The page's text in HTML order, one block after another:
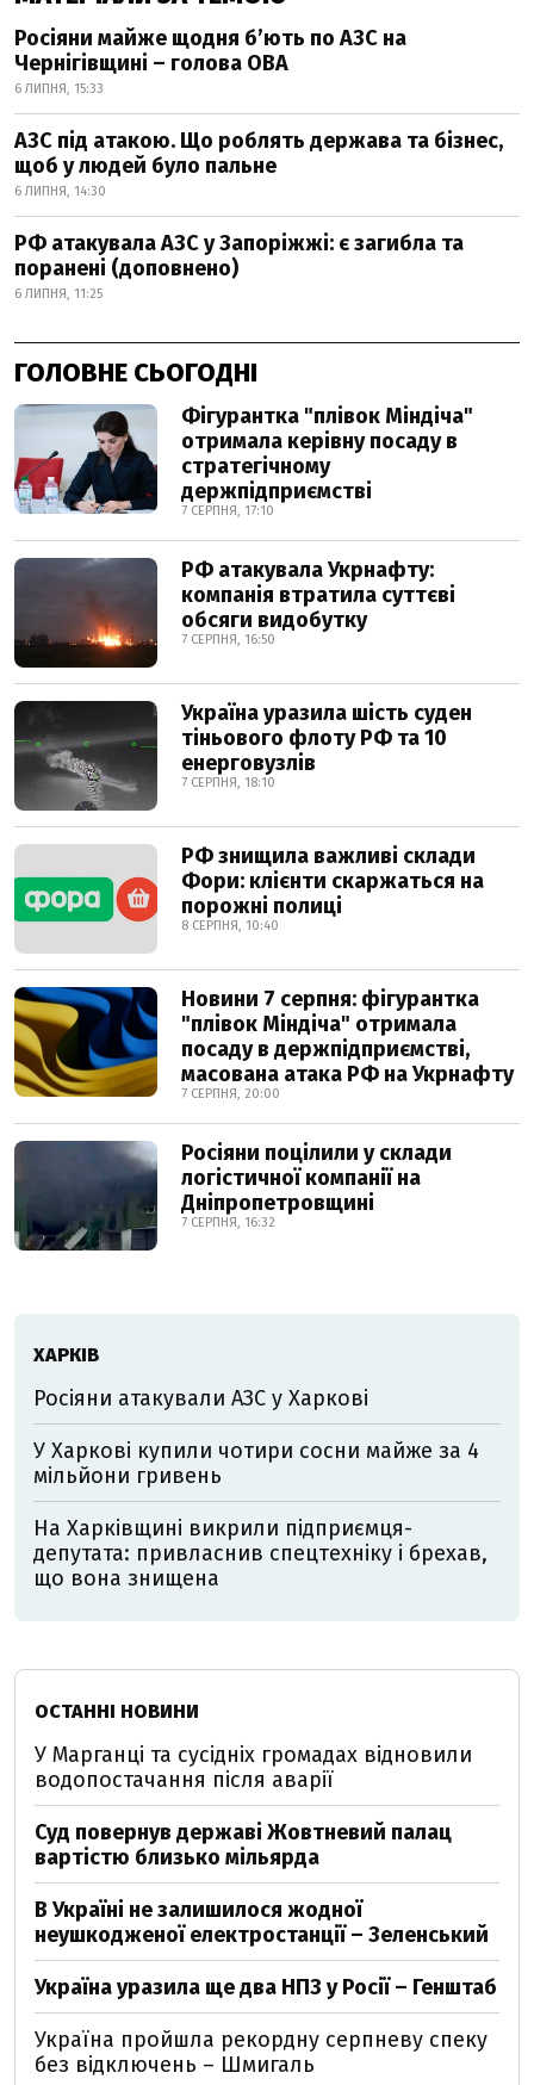
Росіяни майже щодня б’ють по АЗС на
Чернігівщині – голова ОВА
6 ЛИПНЯ, 15:33
АЗС під атакою. Що роблять держава та бізнес,
щоб у людей було пальне
6 ЛИПНЯ, 14:30
РФ атакувала АЗС у Запоріжжі: є загибла та
поранені (доповнено)
6 ЛИПНЯ, 11:25
ГОЛОВНЕ СЬОГОДНІ
Фігурантка "плівок Міндіча"
отримала керівну посаду в
стратегічному
держпідприємстві
7 СЕРПНЯ, 17:10
РФ атакувала Укрнафту:
компанія втратила суттєві
обсяги видобутку
7 СЕРПНЯ, 16:50
Україна уразила шість суден
тіньового флоту РФ та 10
енерговузлів
7 СЕРПНЯ, 18:10
РФ знищила важливі склади
Фори: клієнти скаржаться на
порожні полиці
8 СЕРПНЯ, 10:40
Новини 7 серпня: фігурантка
"плівок Міндіча" отримала
посаду в держпідприємстві,
масована атака РФ на Укрнафту
7 СЕРПНЯ, 20:00
Росіяни поцілили у склади
логістичної компанії на
Дніпропетровщині
7 СЕРПНЯ, 16:32
ХАРКІВ
Росіяни атакували АЗС у Харкові
У Харкові купили чотири сосни майже за 4
мільйони гривень
На Харківщині викрили підприємця-
депутата: привласнив спецтехніку і брехав,
що вона знищена
ОСТАННІ НОВИНИ
У Марганці та сусідніх громадах відновили
водопостачання після аварії
Суд повернув державі Жовтневий палац
вартістю близько мільярда
В Україні не залишилося жодної
неушкодженої електростанції – Зеленський
Україна уразила ще два НПЗ у Росії – Генштаб
Україна пройшла рекордну серпневу спеку
без відключень – Шмигаль